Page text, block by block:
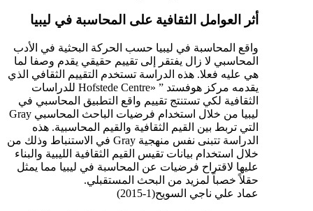
أثر العوامل الثقافية على المحاسبة في ليبيا
واقع المحاسبة في ليبيا حسب الحركة البحثية في الأدب
المحاسبي لا زال يفتقر إلى تقييم حقيقي يقدم وصفا لما
هي عليه فعلا. هذه الدراسة تستخدم التقييم الثقافي الذي
يقدمه مركز هوفستد ” «Hofstede Centre للدراسات
الثقافية لكي تستنتج تقييم واقع التطبيق المحاسبي في
ليبيا من خلال استخدام فرضيات الباحث المحاسبي Gray
التي تربط بين القيم الثقافية والقيم المحاسبية. هذه
الدراسة تتبنى نفس منهجية Gray في الاستنباط وذلك من
خلال استخدام بيانات تقيس القيم الثقافية الليبية والبناء
عليها لاقتراح فرضيات عن المحاسبة في ليبيا مما يمثل
حقلاً خصباً لمزيد من البحث المستقبلي.
عماد علي ناجي السويح(1-2015)